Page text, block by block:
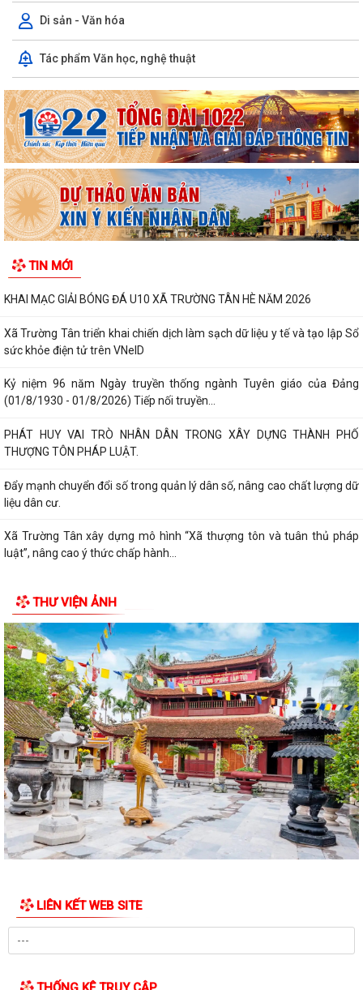
Di sản - Văn hóa
Tác phẩm Văn học, nghệ thuật
TIN MỚI
KHAI MẠC GIẢI BÓNG ĐÁ U10 XÃ TRƯỜNG TÂN HÈ NĂM 2026
Xã Trường Tân triển khai chiến dịch làm sạch dữ liệu y tế và tạo lập Sổ
sức khỏe điện tử trên VNeID
Kỷ niệm 96 năm Ngày truyền thống ngành Tuyên giáo của Đảng
(01/8/1930 - 01/8/2026) Tiếp nối truyền...
PHÁT HUY VAI TRÒ NHÂN DÂN TRONG XÂY DỰNG THÀNH PHỐ
THƯỢNG TÔN PHÁP LUẬT.
Đẩy mạnh chuyển đổi số trong quản lý dân số, nâng cao chất lượng dữ
liệu dân cư.
Xã Trường Tân xây dựng mô hình “Xã thượng tôn và tuân thủ pháp
luật”, nâng cao ý thức chấp hành...
THƯ VIỆN ẢNH
LIÊN KẾT WEB SITE